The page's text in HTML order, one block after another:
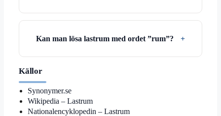
Kan man lösa lastrum med ordet ”rum”?
Källor
Synonymer.se
Wikipedia – Lastrum
Nationalencyklopedin – Lastrum